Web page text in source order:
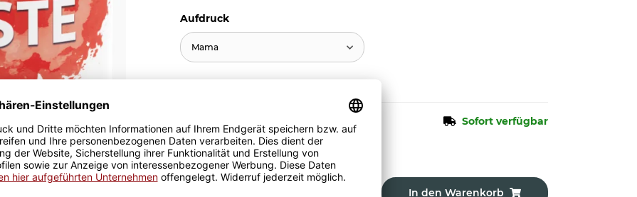
Aufdruck
Mama
10,95 € Sofort verfügbar
inkl. 19% MwSt. , zzgl.Versand
In den Warenkorb